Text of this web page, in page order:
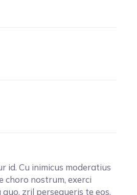
id. Cu inimicus moderatius
choro nostrum, exerci
zril persequeris te eos.